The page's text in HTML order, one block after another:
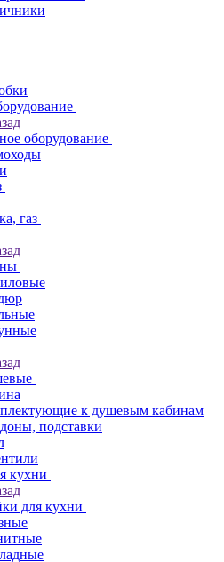
оборудование
газ
к душевым кабинам
подставки
кухни
для кухни